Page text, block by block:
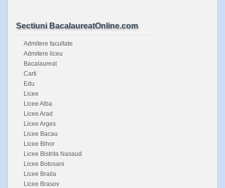
Sectiuni BacalaureatOnline.com
Admitere facultate
Admitere liceu
Bacalaureat
Carti
Edu
Licee
Licee Alba
Licee Arad
Licee Arges
Licee Bacau
Licee Bihor
Licee Bistrita Nasaud
Licee Botosani
Licee Braila
Licee Brasov